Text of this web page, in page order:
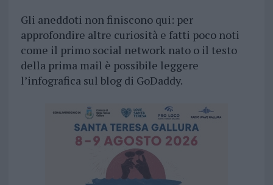
Gli aneddoti non finiscono qui: per
approfondire altre curiosità e fatti poco noti
come il primo social network nato o il testo
della prima mail è possibile leggere
l’infografica sul blog di GoDaddy.